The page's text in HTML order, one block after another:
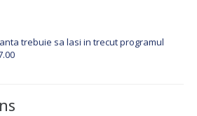
trebuie sa lasi in trecut programul